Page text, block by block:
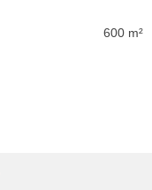
600 m²